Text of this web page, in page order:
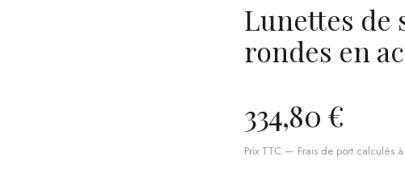
Lunettes de
rondes en
334,80 €
Prix TTC — Frais de port calculés